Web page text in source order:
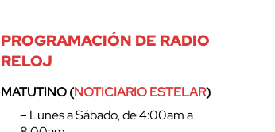
PROGRAMACIÓN DE RADIO
RELOJ
MATUTINO (NOTICIARIO ESTELAR)
– Lunes a Sábado, de 4:00am a